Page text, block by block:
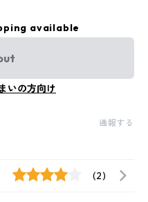
available
いの方向け
通報する
(2)